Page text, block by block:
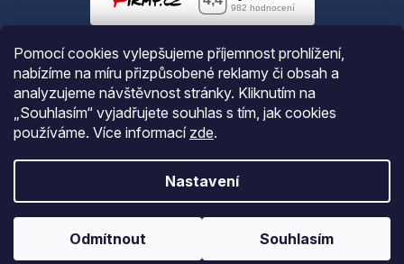
Pomocí cookies vylepšujeme příjemnost prohlížení,
nabízíme na míru přizpůsobené reklamy či obsah a
analyzujeme návštěvnost stránky. Kliknutím na
„Souhlasím“ vyjadřujete souhlas s tím, jak cookies
používáme. Více informací zde.
Nastavení
Odmítnout Souhlasím
Gastrofans.cz
Upravit nastavení cookies